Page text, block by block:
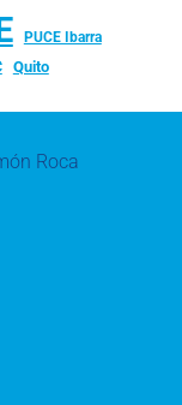
PUCE Ibarra
Quito
Roca